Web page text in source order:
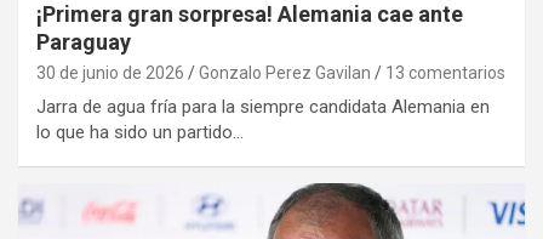
¡Primera gran sorpresa! Alemania cae ante
Paraguay
30 de junio de 2026 Gonzalo Perez Gavilan 13 comentarios
Jarra de agua fría para la siempre candidata Alemania en
lo que ha sido un partido…